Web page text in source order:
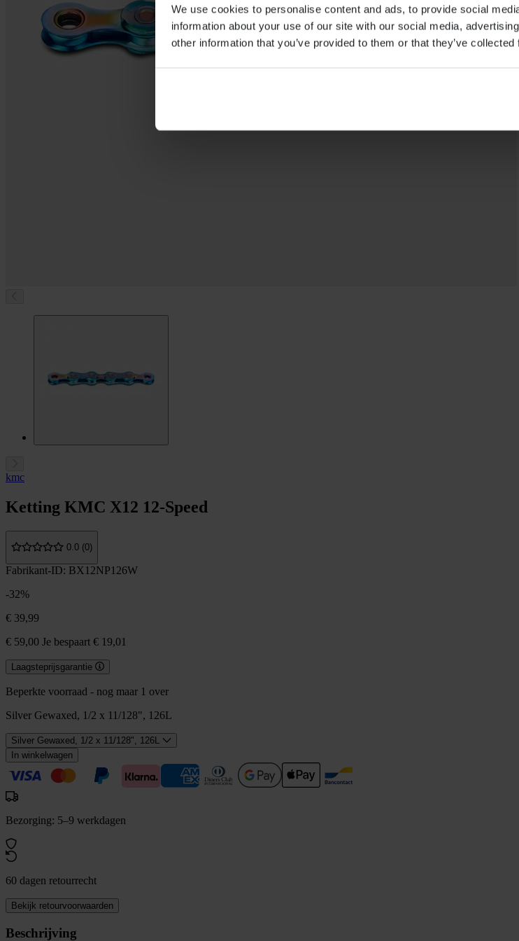
We use cookies to personalise content and ads, to provide social
information about your use of our site with our social media,
other information that you’ve provided to them or that they’ve
kmc
Ketting KMC X12 12-Speed
0.0 (0)
Fabrikant-ID: BX12NP126W
-32%
€ 39,99
€ 59,00 Je bespaart € 19,01
Laagsteprijsgarantie
Beperkte voorraad - nog maar 1 over
Silver Gewaxed, 1/2 x 11/128", 126L
Silver Gewaxed, 1/2 x 11/128", 126L
In winkelwagen
Bezorging: 5–9 werkdagen
60 dagen retourrecht
Bekijk retourvoorwaarden
Beschrijving